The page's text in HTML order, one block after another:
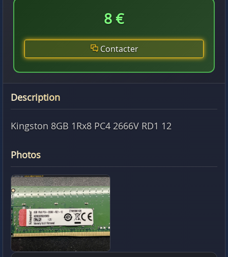
8 €
Contacter
Description
Kingston 8GB 1Rx8 PC4 2666V RD1 12
Photos